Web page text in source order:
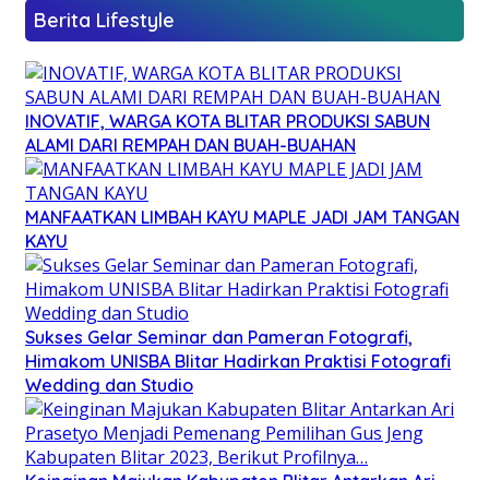
Berita Lifestyle
INOVATIF, WARGA KOTA BLITAR PRODUKSI SABUN
ALAMI DARI REMPAH DAN BUAH-BUAHAN
MANFAATKAN LIMBAH KAYU MAPLE JADI JAM TANGAN
KAYU
Sukses Gelar Seminar dan Pameran Fotografi,
Himakom UNISBA Blitar Hadirkan Praktisi Fotografi
Wedding dan Studio